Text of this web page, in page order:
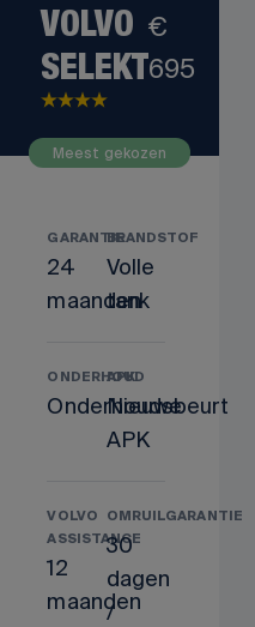
VOLVO
SELEKT
Meest gekozen
€
695
GARANTIE
24
maanden
BRANDSTOF
Volle
tank
ONDERHOUD
Onderhoudsbeurt
APK
Nieuwe
APK
VOLVO
ASSISTANCE
12
maanden
OMRUILGARANTIE
30
dagen
/